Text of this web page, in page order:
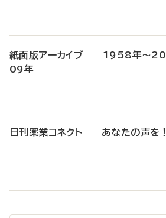
紙面版アーカイブ 1958年～20
09年
日刊薬業コネクト あなたの声を！